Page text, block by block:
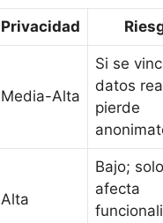
Privacidad
Media-Alta
Si se
datos
pierde
Alta
Bajo; solo
afecta